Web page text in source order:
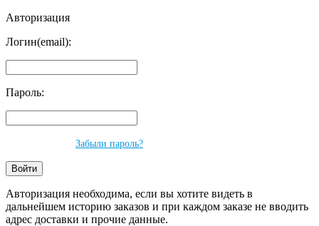
Авторизация
Логин(email):
Пароль:
Забыли пароль?
Авторизация необходима, если вы хотите видеть в
дальнейшем историю заказов и при каждом заказе не вводить
адрес доставки и прочие данные.